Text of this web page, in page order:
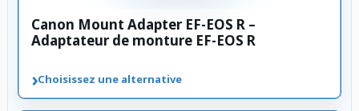
Canon Mount Adapter EF-EOS R –
Adaptateur de monture EF-EOS R
›Choisissez une alternative